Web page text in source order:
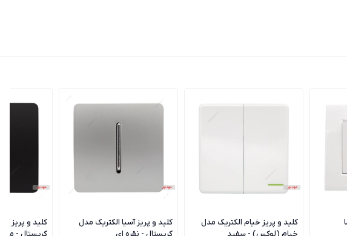
کلید و پریز خیام الکتریک مدل
خیام (لوکس) - سفید
کلید و پریز آسیا الکتریک مدل
کریستال - نقره ای
کلید و پریز
کریستال -